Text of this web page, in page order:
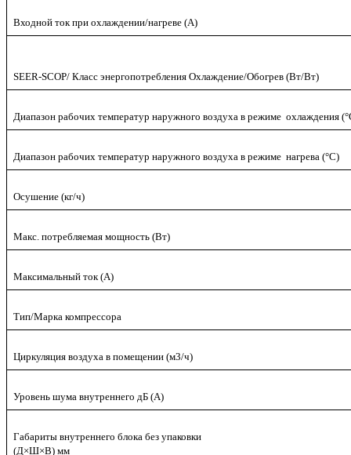
Входной ток при охлаждении/нагреве (А)
SEER-SCOP/ Класс энергопотребления Охлаждение/Обогрев (Вт/Вт)
Диапазон рабочих температур наружного воздуха в режиме охлаждения
Диапазон рабочих температур наружного воздуха в режиме нагрева (°C)
Осушение (кг/ч)
Макс. потребляемая мощность (Вт)
Максимальный ток (А)
Тип/Марка компрессора
Циркуляция воздуха в помещении (м3/ч)
Уровень шума внутреннего дБ (А)
Габариты внутреннего блока без упаковки
(Д×Ш×В) мм